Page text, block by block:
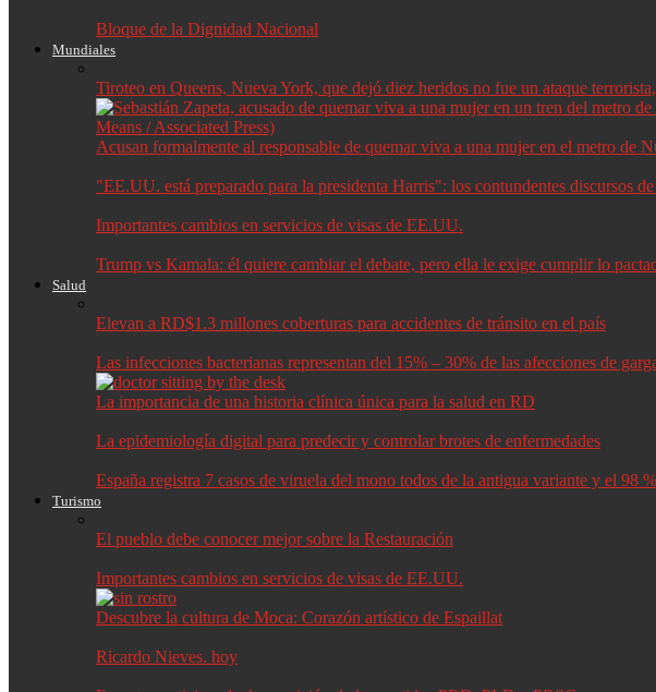
Bloque de la Dignidad Nacional
Mundiales
Tiroteo en Queens, Nueva York, que dejó diez heridos no fue un ataque
Acusan formalmente al responsable de quemar viva a una mujer en el metro de
"EE.UU. está preparado para la presidenta Harris": los contundentes discursos
Importantes cambios en servicios de visas de EE.UU.
Trump vs Kamala: él quiere cambiar el debate, pero ella le exige cumplir lo
Salud
Elevan a RD$1.3 millones coberturas para accidentes de tránsito en el país
Las infecciones bacterianas representan del 15% – 30% de las afecciones de
La importancia de una historia clínica única para la salud en RD
La epidemiología digital para predecir y controlar brotes de enfermedades
España registra 7 casos de viruela del mono todos de la antigua variante y el 98
Turismo
El pueblo debe conocer mejor sobre la Restauración
Importantes cambios en servicios de visas de EE.UU.
Descubre la cultura de Moca: Corazón artístico de Espaillat
Ricardo Nieves. hoy